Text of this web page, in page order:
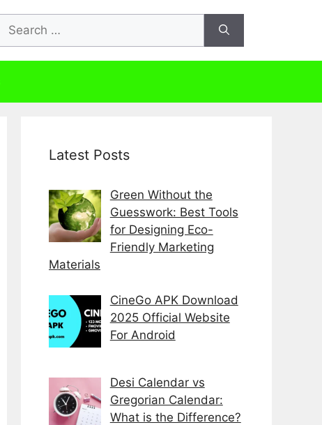
Search
for:
Latest Posts
Green Without the
Guesswork: Best Tools
for Designing Eco-
Friendly Marketing
Materials
CineGo APK Download
2025 Official Website
For Android
Desi Calendar vs
Gregorian Calendar:
What is the Difference?